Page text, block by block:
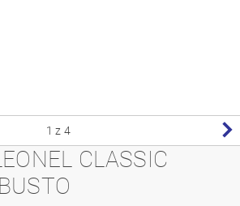
1 z 4
CLASSIC